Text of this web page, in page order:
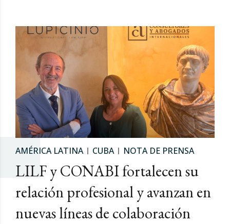
AMÉRICA LATINA CUBA NOTA DE PRENSA
LILF y CONABI fortalecen su
relación profesional y avanzan en
nuevas líneas de colaboración